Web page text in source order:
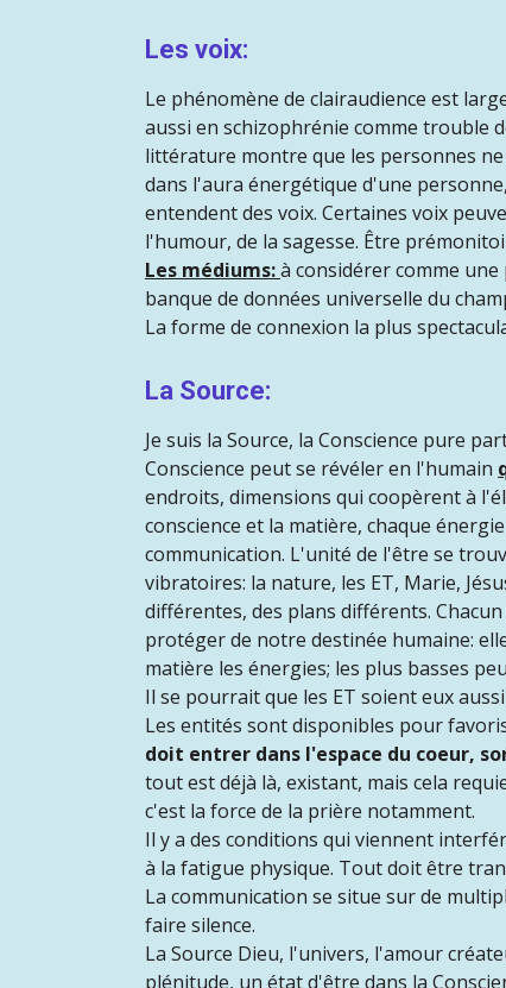
Les voix:
Le phénomène de clairaudience est
aussi en schizophrénie comme trouble
littérature montre que les personnes
dans l'aura énergétique d'une
entendent des voix. Certaines voix
l'humour, de la sagesse. Être
Les médiums:à considérer comme
banque de données universelle du
La forme de connexion la plus
La Source:
Je suis la Source, la Conscience pure
Conscience peut se révéler en l'humain
endroits, dimensions qui coopèrent à
conscience et la matière, chaque
communication. L'unité de l'être se
vibratoires: la nature, les ET, Marie,
différentes, des plans différents.
protéger de notre destinée humaine:
matière les énergies; les plus basses
Il se pourrait que les ET soient eux
Les entités sont disponibles pour
doit entrer dans l'espace du coeur,
tout est déjà là, existant, mais cela
c'est la force de la prière notamment.
Il y a des conditions qui viennent
à la fatigue physique. Tout doit être
La communication se situe sur de
faire silence.
La Source Dieu, l'univers, l'amour
plénitude, un état d'être dans la